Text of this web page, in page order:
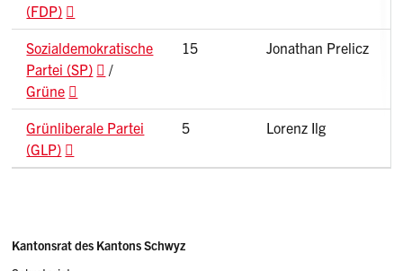
(FDP)
Sozialdemokratische
Partei (SP)
/
Grüne
15 Jonathan Prelicz
Grünliberale Partei
(GLP)
5 Lorenz Ilg
Sidebar
Adresse
Kantonsrat des Kantons Schwyz